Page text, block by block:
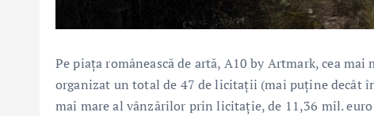
Pe piața românească de artă, A10 by Artmark, cea
organizat un total de 47 de licitații (mai puține decât
mai mare al vânzărilor prin licitație, de 11,36 mil.